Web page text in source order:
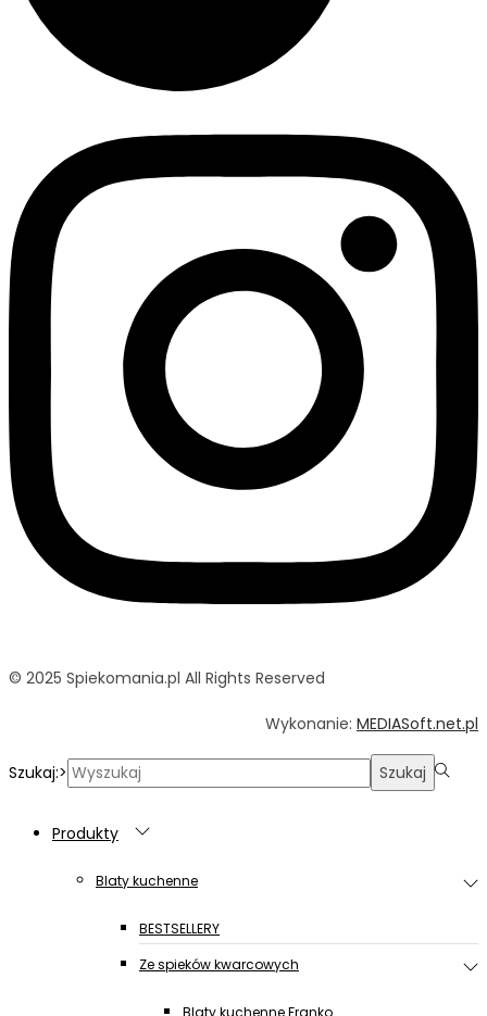
© 2025 Spiekomania.pl All Rights Reserved
Wykonanie: MEDIASoft.net.pl
Szukaj:> Szukaj
Produkty
Blaty kuchenne
BESTSELLERY
Ze spieków kwarcowych
Blaty kuchenne Franko